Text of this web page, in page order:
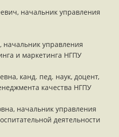
начальник управления
управления
и маркетинга НГПУ
канд. пед. наук, доцент,
качества НГПУ
начальник управления
деятельности